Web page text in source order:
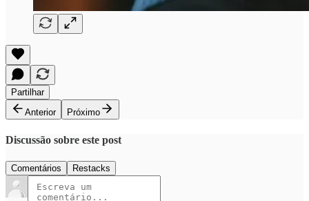
Partilhar
Anterior
Próximo
Discussão sobre este post
Comentários Restacks